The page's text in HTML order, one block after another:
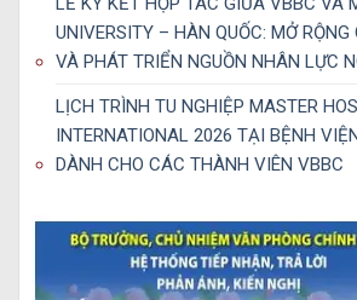
UNIVERSITY – HÀN QUỐC: MỞ
VÀ PHÁT TRIỂN NGUỒN NHÂN LỰC
LỊCH TRÌNH TU NGHIỆP MASTER
INTERNATIONAL 2026 TẠI BỆNH
DÀNH CHO CÁC THÀNH VIÊN VBBC